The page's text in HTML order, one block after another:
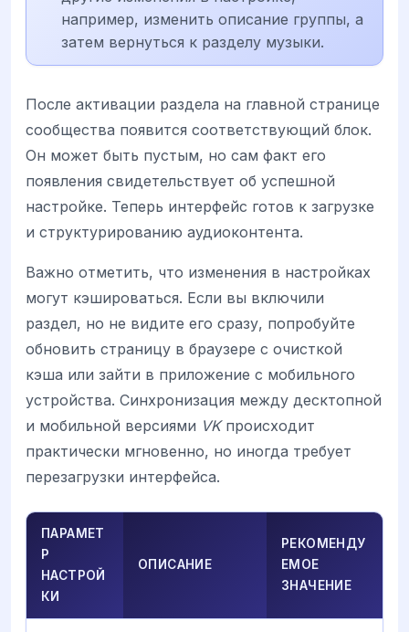
например, изменить описание группы, а
затем вернуться к разделу музыки.
После активации раздела на главной странице
сообщества появится соответствующий блок.
Он может быть пустым, но сам факт его
появления свидетельствует об успешной
настройке. Теперь интерфейс готов к загрузке
и структурированию аудиоконтента.
Важно отметить, что изменения в настройках
могут кэшироваться. Если вы включили
раздел, но не видите его сразу, попробуйте
обновить страницу в браузере с очисткой
кэша или зайти в приложение с мобильного
устройства. Синхронизация между десктопной
и мобильной версиями VKпроисходит
практически мгновенно, но иногда требует
перезагрузки интерфейса.
ПАРАМЕТ
Р
НАСТРОЙ
КИ
ОПИСАНИЕ
РЕКОМЕНДУ
ЕМОЕ
ЗНАЧЕНИЕ